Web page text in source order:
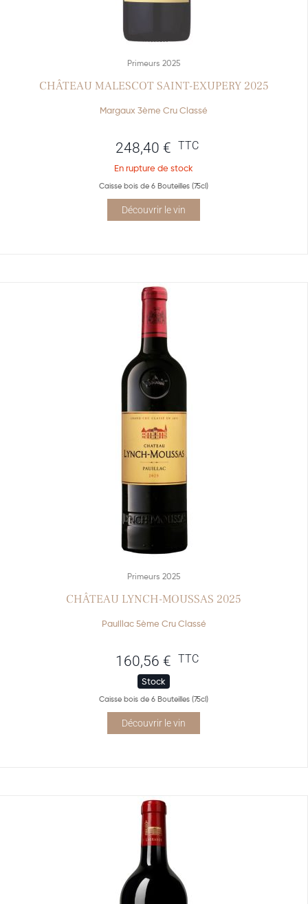
Primeurs 2025
CHÂTEAU MALESCOT SAINT-EXUPERY 2025
Margaux 3ème Cru Classé
248,40 € TTC
En rupture de stock
Caisse bois de 6 Bouteilles (75cl)
Découvrir le vin
Primeurs 2025
CHÂTEAU LYNCH-MOUSSAS 2025
Pauillac 5ème Cru Classé
160,56 € TTC
Stock
Caisse bois de 6 Bouteilles (75cl)
Découvrir le vin